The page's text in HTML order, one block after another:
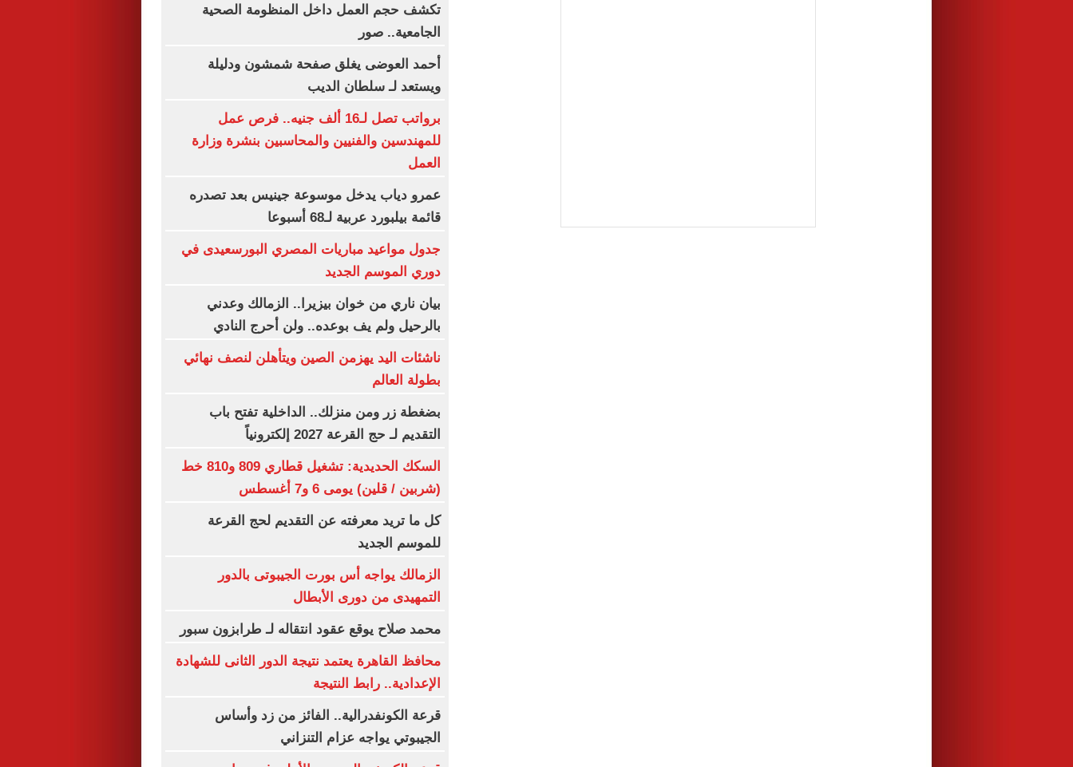
تكشف حجم العمل داخل المنظومة الصحية
الجامعية.. صور
أحمد العوضى يغلق صفحة شمشون ودليلة
ويستعد لـ سلطان الديب
برواتب تصل لـ16 ألف جنيه.. فرص عمل
للمهندسين والفنيين والمحاسبين بنشرة وزارة
العمل
عمرو دياب يدخل موسوعة جينيس بعد تصدره
قائمة بيلبورد عربية لـ68 أسبوعا
جدول مواعيد مباريات المصري البورسعيدى في
دوري الموسم الجديد
بيان ناري من خوان بيزيرا.. الزمالك وعدني
بالرحيل ولم يف بوعده.. ولن أحرج النادي
ناشئات اليد يهزمن الصين ويتأهلن لنصف نهائي
بطولة العالم
بضغطة زر ومن منزلك.. الداخلية تفتح باب
التقديم لـ حج القرعة 2027 إلكترونياً
السكك الحديدية: تشغيل قطاري 809 و810 خط
(شربين / قلين) يومى 6 و7 أغسطس
كل ما تريد معرفته عن التقديم لحج القرعة
للموسم الجديد
الزمالك يواجه أس بورت الجيبوتى بالدور
التمهيدى من دورى الأبطال
محمد صلاح يوقع عقود انتقاله لـ طرابزون سبور
محافظ القاهرة يعتمد نتيجة الدور الثانى للشهادة
الإعدادية.. رابط النتيجة
قرعة الكونفدرالية.. الفائز من زد وأساس
الجيبوتي يواجه عزام التنزاني